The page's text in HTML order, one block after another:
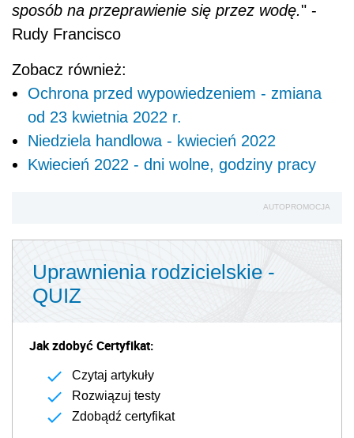
sposób na przeprawienie się przez wodę." -
Rudy Francisco
Zobacz również:
Ochrona przed wypowiedzeniem - zmiana
od 23 kwietnia 2022 r.
Niedziela handlowa - kwiecień 2022
Kwiecień 2022 - dni wolne, godziny pracy
AUTOPROMOCJA
Uprawnienia rodzicielskie -
QUIZ
Jak zdobyć Certyfikat:
Czytaj artykuły
Rozwiązuj testy
Zdobądź certyfikat